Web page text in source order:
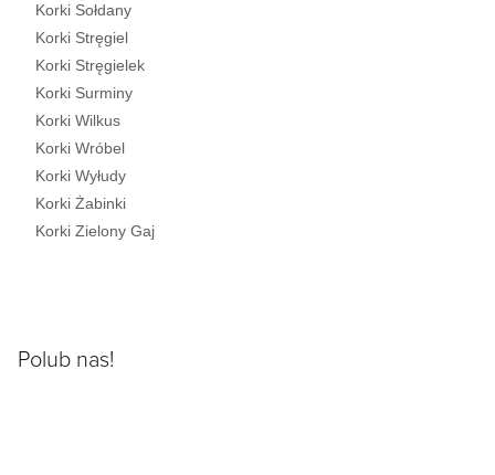
Korki Sołdany
Korki Stręgiel
Korki Stręgielek
Korki Surminy
Korki Wilkus
Korki Wróbel
Korki Wyłudy
Korki Żabinki
Korki Zielony Gaj
Polub nas!